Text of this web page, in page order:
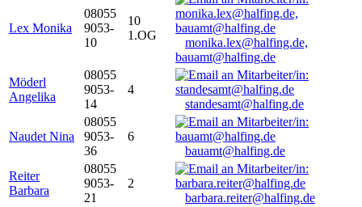
Lex Monika
08055
9053-
10
10
1.OG
monika.lex@halfing.de,
bauamt@halfing.de
Möderl
Angelika
08055
9053-
14
4
standesamt@halfing.de
Naudet Nina
08055
9053-
36
6
bauamt@halfing.de
Reiter
Barbara
08055
9053-
21
2
barbara.reiter@halfing.de